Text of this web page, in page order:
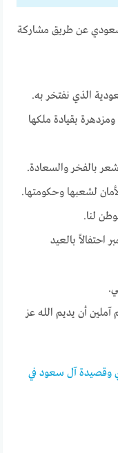
عن طريق مشاركة
الذي نفتخر به.
بقيادة ملكها
بالفخر والسعادة.
لشعبها وحكومتها.
لنا.
احتفالاً بالعيد
أن يديم الله عز
وقصيدة آل سعود في